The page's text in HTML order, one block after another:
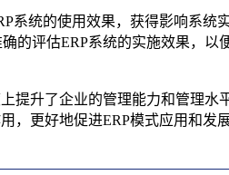
系统的使用效果，获得影响系
的评估ERP系统的实施效果，
提升了企业的管理能力和管理
，更好地促进ERP模式应用和发展